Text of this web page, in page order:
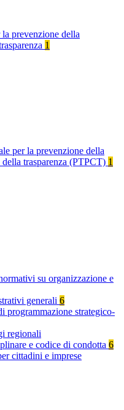
prevenzione della
1
per la prevenzione della
trasparenza (PTPCT) 1
su organizzazione e
generali 6
programmazione strategico-
regionali
e codice di condotta 6
cittadini e imprese